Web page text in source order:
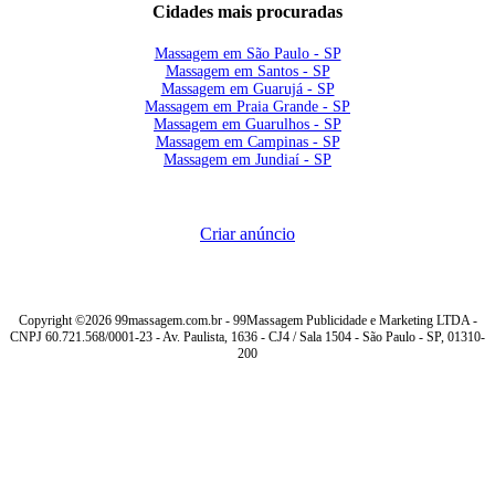
Cidades mais procuradas
Massagem em São Paulo - SP
Massagem em Santos - SP
Massagem em Guarujá - SP
Massagem em Praia Grande - SP
Massagem em Guarulhos - SP
Massagem em Campinas - SP
Massagem em Jundiaí - SP
Criar anúncio
Copyright ©2026 99massagem.com.br - 99Massagem Publicidade e Marketing LTDA -
CNPJ 60.721.568/0001-23 - Av. Paulista, 1636 - CJ4 / Sala 1504 - São Paulo - SP, 01310-
200